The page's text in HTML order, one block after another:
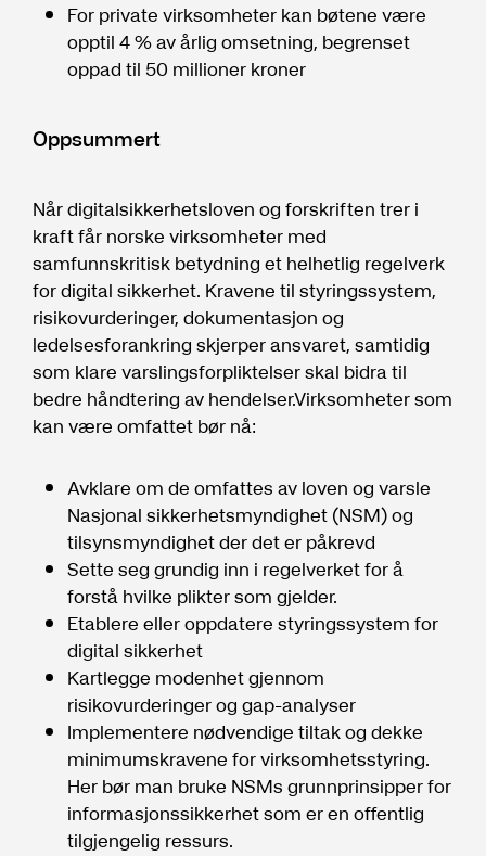
For private virksomheter kan bøtene være
opptil 4 % av årlig omsetning, begrenset
oppad til 50 millioner kroner
Oppsummert
Når digitalsikkerhetsloven og forskriften trer i
kraft får norske virksomheter med
samfunnskritisk betydning et helhetlig regelverk
for digital sikkerhet. Kravene til styringssystem,
risikovurderinger, dokumentasjon og
ledelsesforankring skjerper ansvaret, samtidig
som klare varslingsforpliktelser skal bidra til
bedre håndtering av hendelser.Virksomheter som
kan være omfattet bør nå:
Avklare om de omfattes av loven og varsle
Nasjonal sikkerhetsmyndighet (NSM) og
tilsynsmyndighet der det er påkrevd
Sette seg grundig inn i regelverket for å
forstå hvilke plikter som gjelder.
Etablere eller oppdatere styringssystem for
digital sikkerhet
Kartlegge modenhet gjennom
risikovurderinger og gap-analyser
Implementere nødvendige tiltak og dekke
minimumskravene for virksomhetsstyring.
Her bør man bruke NSMs grunnprinsipper for
informasjonssikkerhet som er en offentlig
tilgjengelig ressurs.